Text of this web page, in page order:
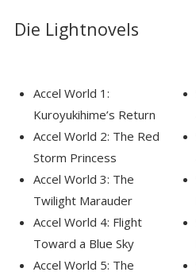
Die Lightnovels
Accel World 1:
Kuroyukihime’s Return
Accel World 2: The Red
Storm Princess
Accel World 3: The
Twilight Marauder
Accel World 4: Flight
Toward a Blue Sky
Accel World 5: The